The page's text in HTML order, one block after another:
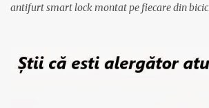
antifurt smart lock montat pe fiecare din
intermediul aplicației. Reprezentanții Pegas
multă vreme că vor să lanseze un serviciu de
închiriere biciclete, bike sharing, și iată că